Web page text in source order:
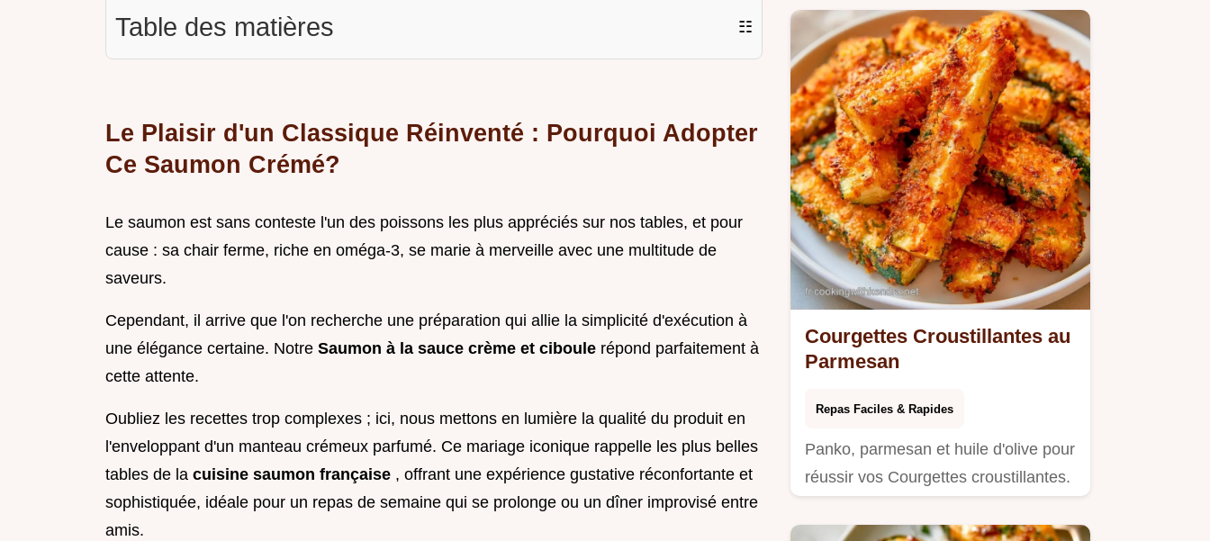
Table des matières ☷
Le Plaisir d'un Classique Réinventé : Pourquoi Adopter
Ce Saumon Crémé?
Le saumon est sans conteste l'un des poissons les plus appréciés sur nos tables, et pour
cause : sa chair ferme, riche en oméga-3, se marie à merveille avec une multitude de
saveurs.
Cependant, il arrive que l'on recherche une préparation qui allie la simplicité d'exécution à
une élégance certaine. Notre Saumon à la sauce crème et ciboule répond parfaitement à
cette attente.
Oubliez les recettes trop complexes ; ici, nous mettons en lumière la qualité du produit en
l'enveloppant d'un manteau crémeux parfumé. Ce mariage iconique rappelle les plus belles
tables de la cuisine saumon française , offrant une expérience gustative réconfortante et
sophistiquée, idéale pour un repas de semaine qui se prolonge ou un dîner improvisé entre
amis.
Courgettes Croustillantes au
Parmesan
Repas Faciles & Rapides
Panko, parmesan et huile d'olive pour
réussir vos Courgettes croustillantes.